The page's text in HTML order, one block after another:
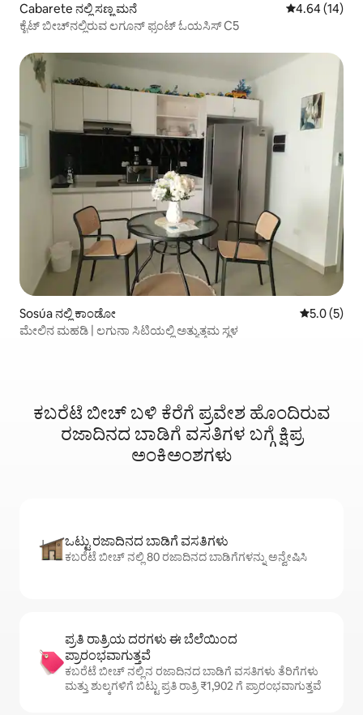
Cabarete ನಲ್ಲಿ ಸಣ್ಣ ಮನೆ 5 ರಲ್ಲಿ 4.64
4.64 (14)
ಕೈಟ್ ಬೀಚ್‌ನಲ್ಲಿರುವ ಲಗೂನ್ ಫ್ರಂಟ್ ಓಯಸಿಸ್ C5
Sosúa ನಲ್ಲಿ ಕಾಂಡೋ 5 ರಲ್ಲಿ 5.0
5.0 (5)
ಮೇಲಿನ ಮಹಡಿ | ಲಗುನಾ ಸಿಟಿಯಲ್ಲಿ ಅತ್ಯುತ್ತಮ ಸ್ಥಳ
ಕಬರೆಟೆ ಬೀಚ್ ಬಳಿ ಕೆರೆಗೆ ಪ್ರವೇಶ ಹೊಂದಿರುವ
ರಜಾದಿನದ ಬಾಡಿಗೆ ವಸತಿಗಳ ಬಗ್ಗೆ ಕ್ಷಿಪ್ರ
ಅಂಕಿಅಂಶಗಳು
ಒಟ್ಟು ರಜಾದಿನದ ಬಾಡಿಗೆ ವಸತಿಗಳು
ಕಬರೆಟೆ ಬೀಚ್ ನಲ್ಲಿ 80 ರಜಾದಿನದ ಬಾಡಿಗೆಗಳನ್ನು ಅನ್ವೇಷಿಸಿ
ಪ್ರತಿ ರಾತ್ರಿಯ ದರಗಳು ಈ ಬೆಲೆಯಿಂದ
ಪ್ರಾರಂಭವಾಗುತ್ತವೆ
ಕಬರೆಟೆ ಬೀಚ್ ನಲ್ಲಿನ ರಜಾದಿನದ ಬಾಡಿಗೆ ವಸತಿಗಳು ತೆರಿಗೆಗಳು
ಮತ್ತು ಶುಲ್ಕಗಳಿಗೆ ಬಿಟ್ಟು ಪ್ರತಿ ರಾತ್ರಿ ₹1,902 ಗೆ ಪ್ರಾರಂಭವಾಗುತ್ತವೆ